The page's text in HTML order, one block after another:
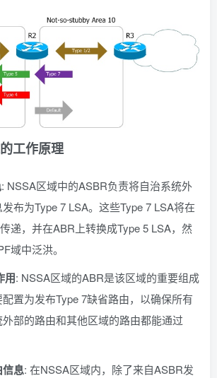
工作原理
: NSSA区域中的ASBR负责将自治系统外
布为Type 7 LSA。这些Type 7 LSA将在
递，并在ABR上转换成Type 5 LSA，然
域中泛洪。
用: NSSA区域的ABR是该区域的重要组成
置为发布Type 7缺省路由，以确保所有
部的路由和其他区域的路由都能通过
信息: 在NSSA区域内，除了来自ASBR发